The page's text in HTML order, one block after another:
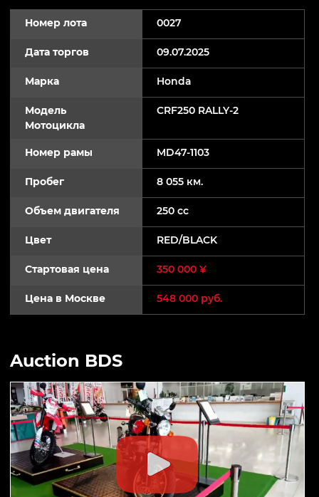
Номер лота 0027
Дата торгов 09.07.2025
Марка Honda
Модель
Мотоцикла
CRF250 RALLY-2
Номер рамы MD47-1103
Пробег 8 055 км.
Объем двигателя 250 cc
Цвет RED/BLACK
Стартовая цена 350 000 ¥
Цена в Москве 548 000 руб.
Auction BDS